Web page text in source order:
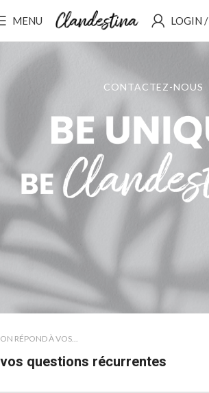
MENU LOGIN
CONTACTEZ-NOUS
ON RÉPOND À VOS...
vos questions récurrentes